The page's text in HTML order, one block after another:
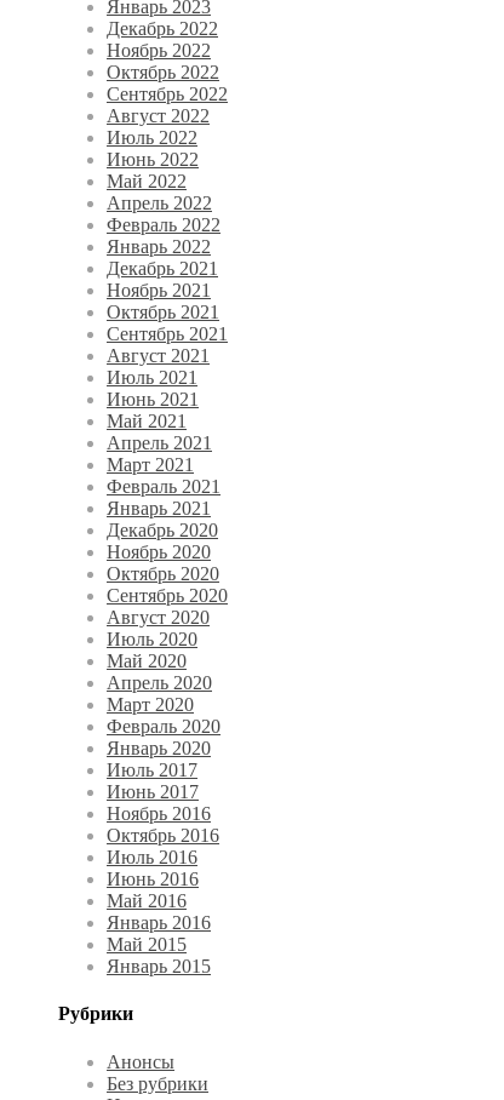
Январь 2023
Декабрь 2022
Ноябрь 2022
Октябрь 2022
Сентябрь 2022
Август 2022
Июль 2022
Июнь 2022
Май 2022
Апрель 2022
Февраль 2022
Январь 2022
Декабрь 2021
Ноябрь 2021
Октябрь 2021
Сентябрь 2021
Август 2021
Июль 2021
Июнь 2021
Май 2021
Апрель 2021
Март 2021
Февраль 2021
Январь 2021
Декабрь 2020
Ноябрь 2020
Октябрь 2020
Сентябрь 2020
Август 2020
Июль 2020
Май 2020
Апрель 2020
Март 2020
Февраль 2020
Январь 2020
Июль 2017
Июнь 2017
Ноябрь 2016
Октябрь 2016
Июль 2016
Июнь 2016
Май 2016
Январь 2016
Май 2015
Январь 2015
Рубрики
Анонсы
Без рубрики